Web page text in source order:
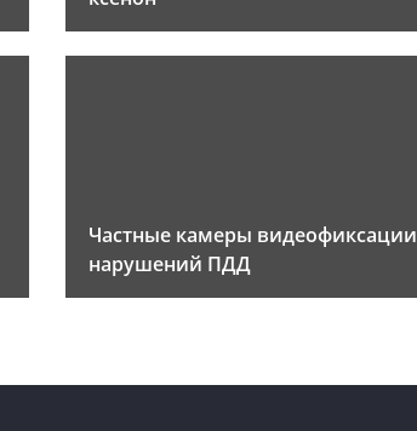
Частные камеры видеофиксации
нарушений ПДД